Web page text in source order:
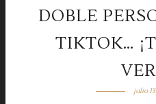
DOBLE
TIKTOK…
julio